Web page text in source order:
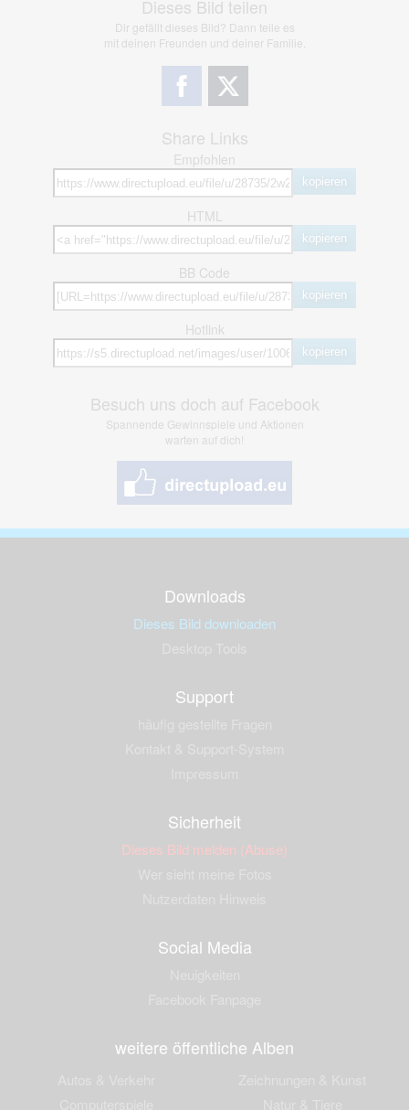
Dieses Bild teilen
Dir gefällt dieses Bild? Dann teile es
mit deinen Freunden und deiner Familie.
Share Links
Empfohlen
kopieren
HTML
kopieren
BB Code
kopieren
Hotlink
kopieren
Besuch uns doch auf Facebook
Spannende Gewinnspiele und Aktionen
warten auf dich!
Downloads
Dieses Bild downloaden
Support
Sicherheit
Dieses Bild melden (Abuse)
Social Media
weitere öffentliche Alben